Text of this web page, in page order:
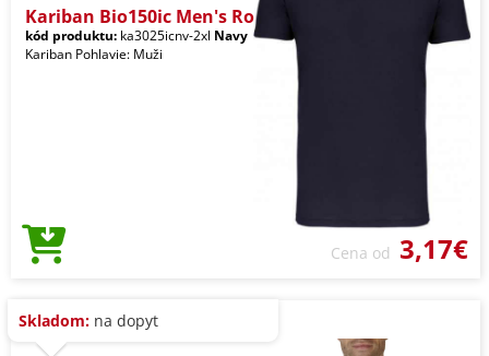
Kariban Bio150ic Men's Ro
kód produktu: ka3025icnv-2xl Navy
Kariban Pohlavie: Muži
Cena od 3,17€
Skladom: na dopyt